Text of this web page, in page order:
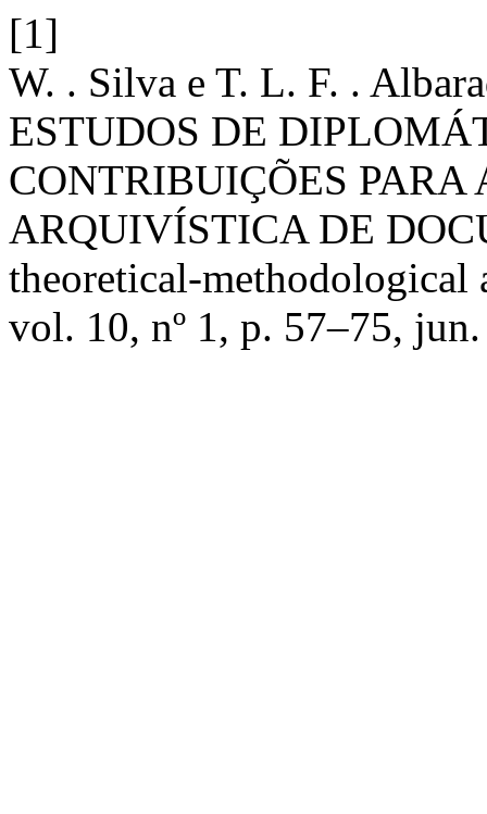
[1]
W. . Silva e T. L. F. .
ESTUDOS DE
CONTRIBUIÇÕES
ARQUIVÍSTICA DE
theoretical-
vol. 10, nº 1, p. 57–75,